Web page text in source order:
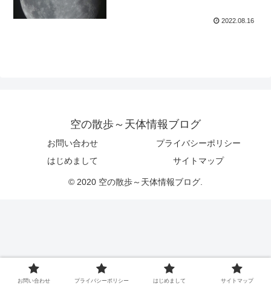
2022.08.16
空の散歩～天体情報ブログ
お問い合わせ
プライバシーポリシー
はじめまして
サイトマップ
© 2020 空の散歩～天体情報ブログ.
お問い合わせ プライバシーポリシー はじめまして サイトマップ